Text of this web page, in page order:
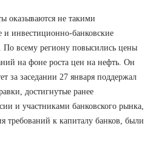
оказываются не такими
инвестиционно-банковские
По всему региону повысились цены
на фоне роста цен на нефть. Он
за заседании 27 января поддержал
достигнутые ранее
и участниками банковского рынка,
требований к капиталу банков, были